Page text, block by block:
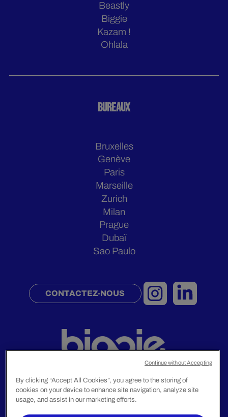
Beastly
Biggie
Kazam !
Ohlala
BUREAUX
Bruxelles
Genève
Paris
Marseille
Zurich
Milan
Prague
Dubaï
Sao Paulo
CONTACTEZ-NOUS
Mentions Légales
By clicking “Accept All Cookies”, you agree to the storing of
cookies on your device to enhance site navigation, analyze site
usage, and assist in our marketing efforts.
Continue without Accepting